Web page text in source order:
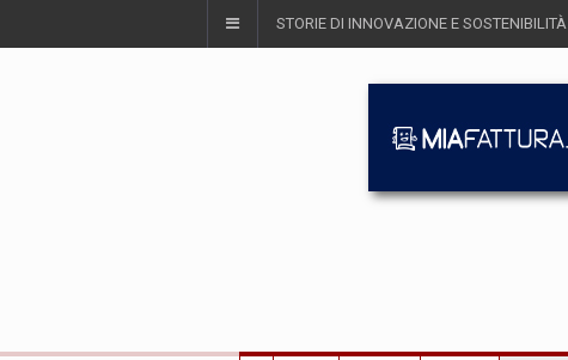
STORIE DI INNOVAZIONE E SOSTENIBILITÀ